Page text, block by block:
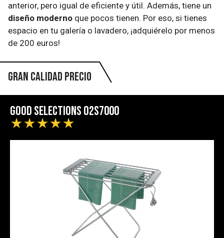
anterior, pero igual de eficiente y útil. Además, tiene un
diseño moderno que pocos tienen. Por eso, si tienes
espacio en tu galería o lavadero, ¡adquiérelo por menos
de 200 euros!
Gran calidad precio
Good Selections O2S7000
★★★★★